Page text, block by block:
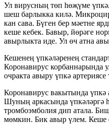
Ул вирусның төп һөҗүме
шеш барлыкка килә.
кан сава. Бүген бер мәетне
кеше кебек. Бавыр, йөрәге
авырлыкта иде. Ул өч атна
Кешенең үпкәләренең
Коронавирус корбаннарында
очракта авыру үпкә
Коронавирус вакытында үпкә
Шуның аркасында үпкәләргә
тромбоэмболия дип атала.
мөмкин. Бик авыр үлем.